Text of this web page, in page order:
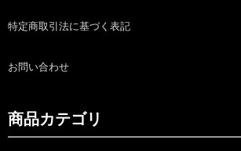
特定商取引法に基づく表記
お問い合わせ
商品カテゴリ